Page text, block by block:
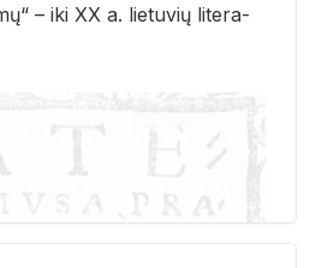
– iki XX a. lie­tu­vių li­te­ra­